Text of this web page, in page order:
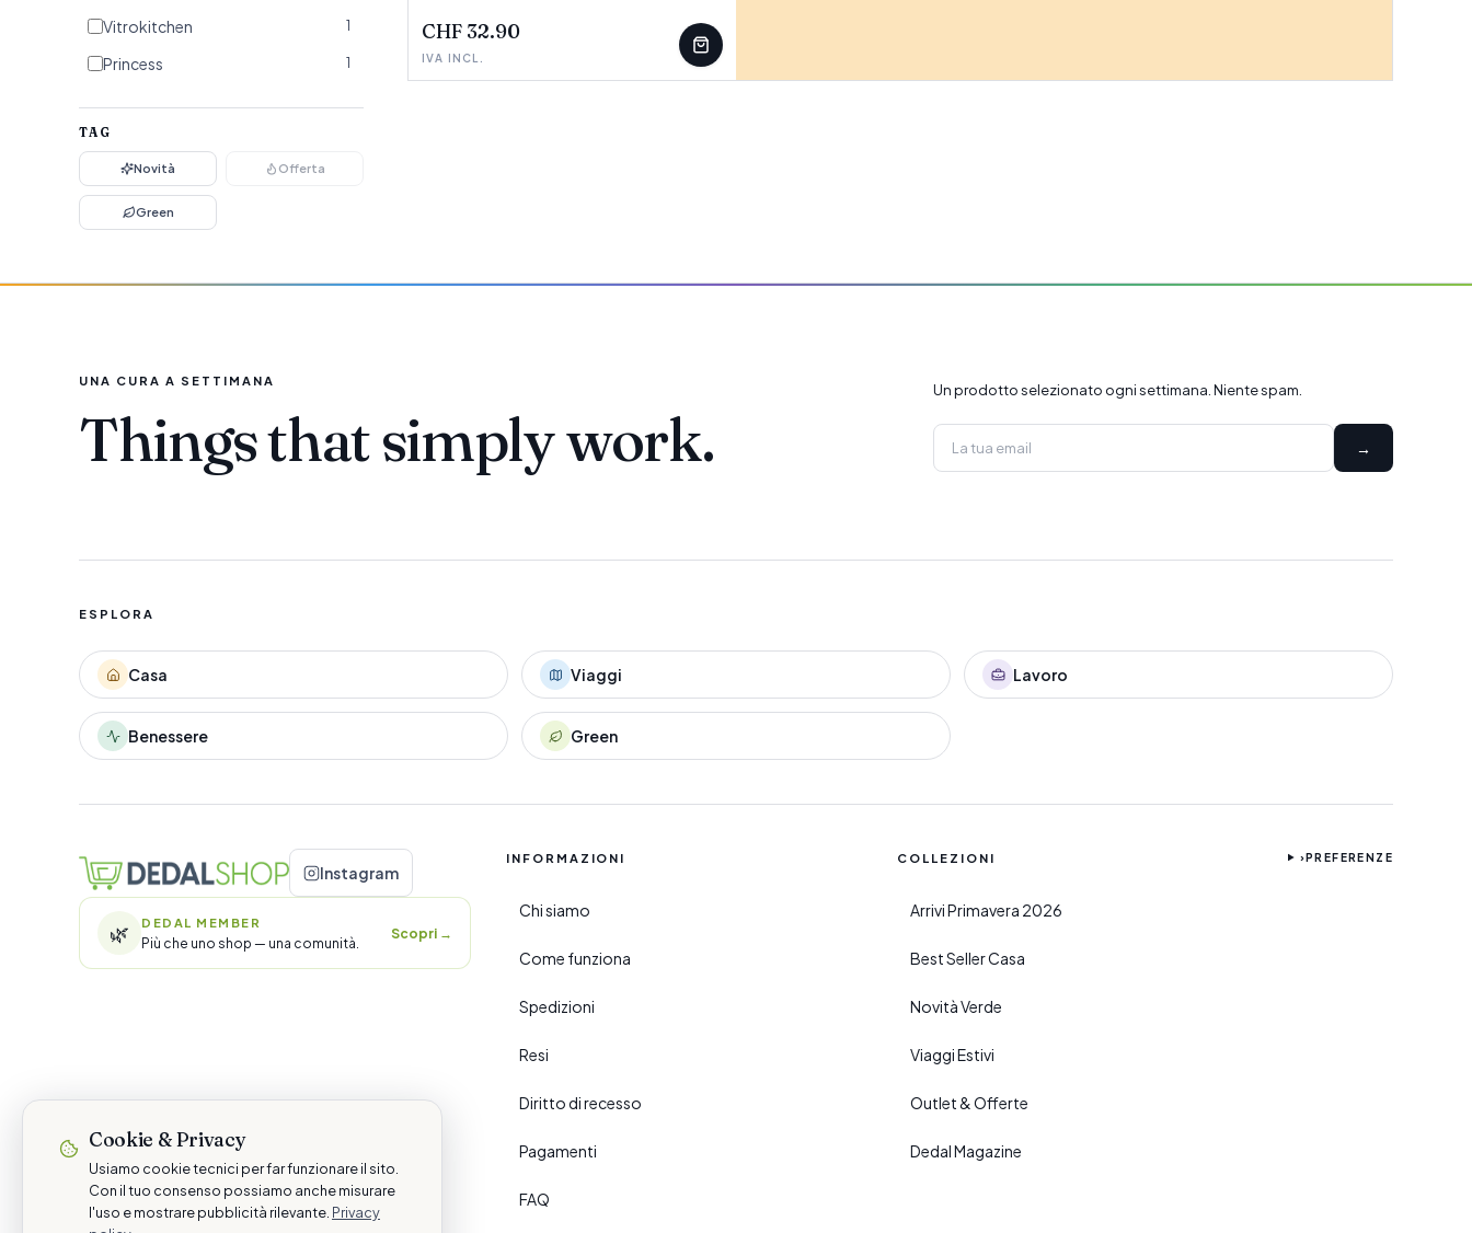
Vitrokitchen 1
Princess 1
TAG
Novità Offerta
Green
CHF 32.90
IVA INCL.
UNA CURA A SETTIMANA
Things that simply work.
Un prodotto selezionato ogni settimana. Niente spam.
→
ESPLORA
Casa Viaggi Lavoro
Benessere Green
Instagram
🌿 DEDAL MEMBER
Più che uno shop — una comunità.
Scopri→
INFORMAZIONI
Chi siamo
Come funziona
Spedizioni
Resi
Diritto di recesso
Pagamenti
FAQ
COLLEZIONI
Arrivi Primavera 2026
Best Seller Casa
Novità Verde
Viaggi Estivi
Outlet & Offerte
Dedal Magazine
›PREFERENZE
Cookie & Privacy
Usiamo cookie tecnici per far funzionare il sito.
Con il tuo consenso possiamo anche misurare
l'uso e mostrare pubblicità rilevante. Privacy